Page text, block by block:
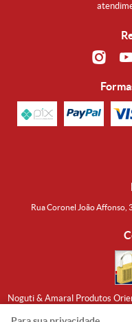
Rua Coronel João Affonso,
Noguti & Amaral Produtos